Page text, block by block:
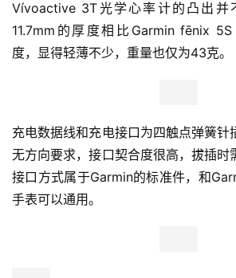
Vívoactive 3T光学心率计的凸出并
11.7mm的厚度相比Garmin fēnix
度，显得轻薄不少，重量也仅为43克。
充电数据线和充电接口为四触点弹簧针
无方向要求，接口契合度很高，拔插时
接口方式属于Garmin的标准件，和
手表可以通用。